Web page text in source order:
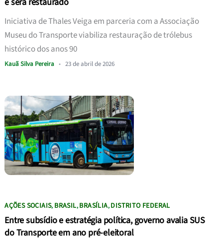
Iniciativa de Thales Veiga em parceria com a Associação
Museu do Transporte viabiliza restauração de trólebus
histórico dos anos 90
Kauã Silva Pereira • 23 de abril de 2026
AÇÕES SOCIAIS, BRASIL,BRASÍLIA,DISTRITO FEDERAL
Entre subsídio e estratégia política, governo avalia SUS
do Transporte em ano pré-eleitoral